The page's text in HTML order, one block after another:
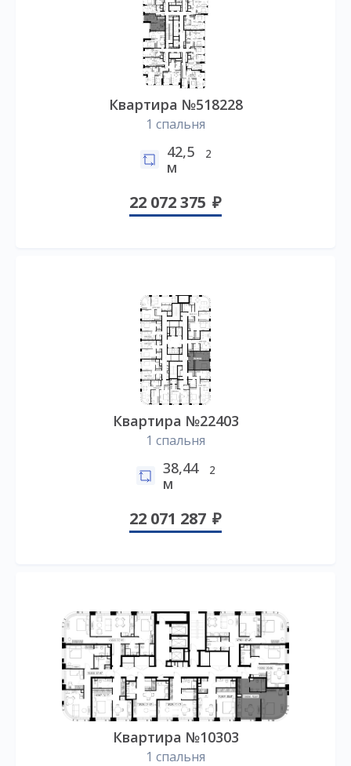
Квартира №518228
1 спальня
42,5
м
2
22 072 375
Квартира №22403
1 спальня
38,44
м
2
22 071 287
Квартира №10303
1 спальня